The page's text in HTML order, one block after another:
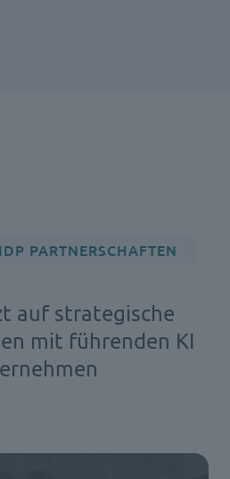
PARTNERSCHAFTEN
auf strategische
mit führenden KI